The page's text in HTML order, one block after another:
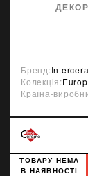
ДЕКОР
Бренд:
Колекція:
Країна-
ТОВАРУ НЕМА
В НАЯВНОСТІ